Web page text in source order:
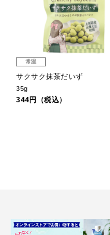
常温
サクサク抹茶だいず
35g
344円（税込）